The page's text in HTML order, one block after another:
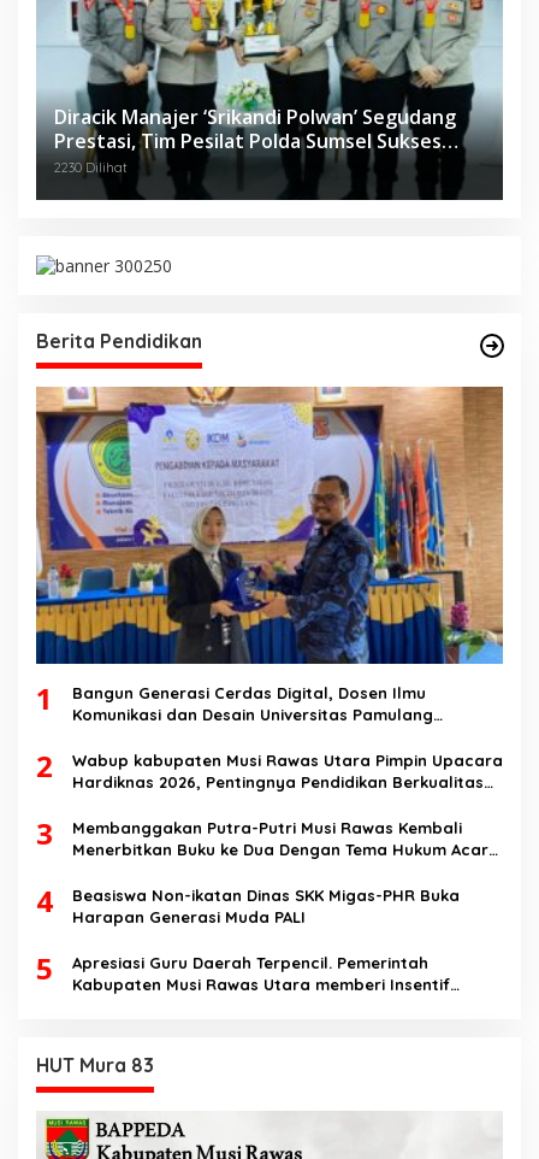
Diracik Manajer ‘Srikandi Polwan’ Segudang
Prestasi, Tim Pesilat Polda Sumsel Sukses
Diajang Kejurnas Menpora Cup II 2024
2230 Dilihat
Berita Pendidikan
1
Bangun Generasi Cerdas Digital, Dosen Ilmu
Komunikasi dan Desain Universitas Pamulang
Speech di SMK Ikhlas Jawilan
2
Wabup kabupaten Musi Rawas Utara Pimpin Upacara
Hardiknas 2026, Pentingnya Pendidikan Berkualitas
3
Membanggakan Putra-Putri Musi Rawas Kembali
Menerbitkan Buku ke Dua Dengan Tema Hukum Acara
4
Beasiswa Non-ikatan Dinas SKK Migas-PHR Buka
Harapan Generasi Muda PALI
5
Apresiasi Guru Daerah Terpencil. Pemerintah
Kabupaten Musi Rawas Utara memberi Insentif
HUT Mura 83